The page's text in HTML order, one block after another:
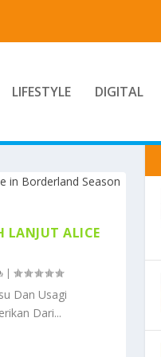
LIFESTYLE DIGITAL
LANJUT ALICE
|
Dan Usagi
Dari...